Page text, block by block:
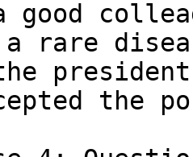
good
a rare
the